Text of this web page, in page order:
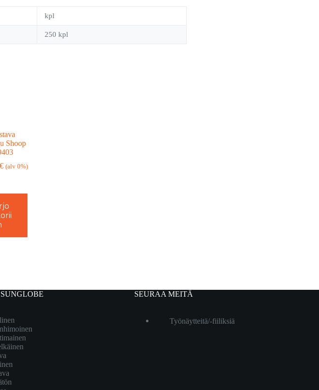
kpl
250 kpl
Shoop
€ (alv 0%)
SEURAA MEITÄ
Työnäytteitä/-fiiliksiä